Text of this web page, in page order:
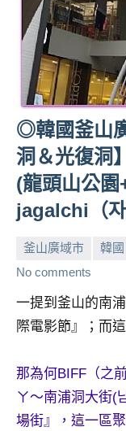
人
路、
遊
節
目
來
賓、
News
探
號
目
班
外
節
目
◎韓國釜山
洞＆光復洞
(龍頭山公
jagalchi（
釜山廣域市 韓國
No comments
一提到釜山的南
際電影節』；而
那為何BIFF（之
ㄚ～南浦洞大街(
場街』，這一區